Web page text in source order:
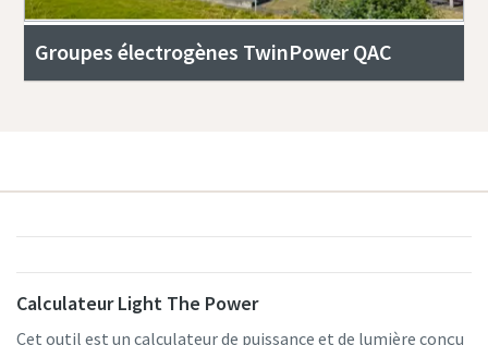
Groupes électrogènes TwinPower QAC
Calculateur Light The Power
Cet outil est un calculateur de puissance et de lumière conçu